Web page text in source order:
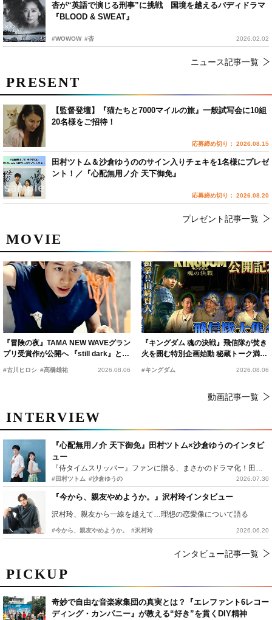
杏が“英語で演じる刑事”に挑戦 国境を越えるバディドラマ
『BLOOD & SWEAT』
#WOWOW #杏 2026.02.02
ニュース記事一覧
PICKUP
奇妙で自由な音楽家集団の真実とは？『エレファント6レコー
ディング・カンパニー』が教える“好き”を貫くDIY精神
MOVIE
『冒険の夜』TAMA NEW WAVEグラン
プリ受賞作が公開へ 『still dark』と同
時上映決定
#古川ヒロシ #髙橋雄祐 2026.08.06
『キングダム 魂の決戦』飛信隊が焚き
火を囲む特別企画始動 秘蔵トーク満載
の“キングダムキャンプ”開催
#キングダム 2026.08.06
動画記事一覧
INTERVIEW
『心配無用ノ介 天下御免』田村ツトム×沙倉ゆうのインタビ
ュー
『侍タイムスリッパー』ファンに贈る、まさかのドラマ化！田村ツトム×沙倉ゆうのが語る『心配無用ノ介』撮影秘話
#田村ツトム #沙倉ゆうの 2026.07.30
『今から、親友やめようか。』沢村玲インタビュー
沢村玲、親友から一線を越えて…理想の恋愛像について語る
#今から、親友やめようか。 #沢村玲 2026.06.20
インタビュー記事一覧
PRESENT
【監督登壇】『猫たちと7000マイルの旅』一般試写会に10組
20名様をご招待！
応募締め切り： 2026.08.15
田村ツトム＆沙倉ゆうののサイン入りチェキを1名様にプレゼ
ント！／『心配無用ノ介 天下御免』
応募締め切り： 2026.08.20
プレゼント記事一覧